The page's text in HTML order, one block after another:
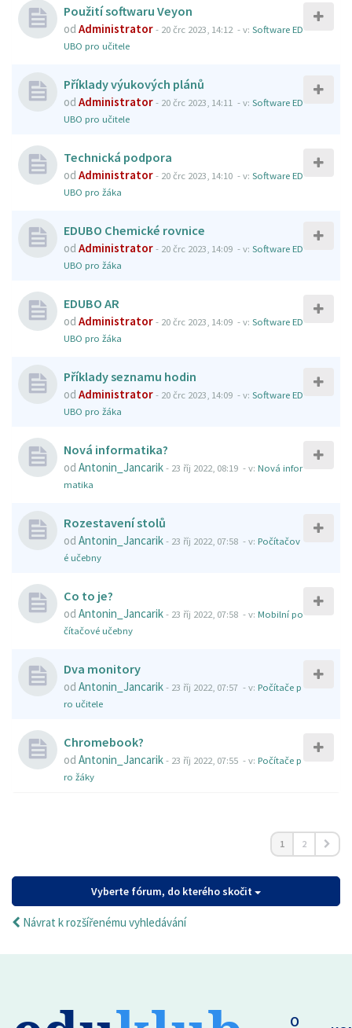
Použití softwaru Veyon
od Administrator- 20 črc 2023, 14:12 - v: Software ED
UBO pro učitele
Příklady výukových plánů
od Administrator- 20 črc 2023, 14:11 - v: Software ED
UBO pro učitele
Technická podpora
od Administrator- 20 črc 2023, 14:10 - v: Software ED
UBO pro žáka
EDUBO Chemické rovnice
od Administrator- 20 črc 2023, 14:09 - v: Software ED
UBO pro žáka
EDUBO AR
od Administrator- 20 črc 2023, 14:09 - v: Software ED
UBO pro žáka
Příklady seznamu hodin
od Administrator- 20 črc 2023, 14:09 - v: Software ED
UBO pro žáka
Nová informatika?
od Antonin_Jancarik- 23 říj 2022, 08:19 - v: Nová infor
matika
Rozestavení stolů
od Antonin_Jancarik- 23 říj 2022, 07:58 - v: Počítačov
é učebny
Co to je?
od Antonin_Jancarik- 23 říj 2022, 07:58 - v: Mobilní po
čítačové učebny
Dva monitory
od Antonin_Jancarik- 23 říj 2022, 07:57 - v: Počítače p
ro učitele
Chromebook?
od Antonin_Jancarik- 23 říj 2022, 07:55 - v: Počítače p
ro žáky
1 2
Vyberte fórum, do kterého skočit
Návrat k rozšířenému vyhledávání
O